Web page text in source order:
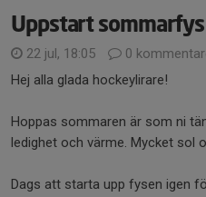
Uppstart sommarfys
22 jul, 18:05
0
Hej alla glada hockeylirare!
Hoppas sommaren är som ni
ledighet och värme. Mycket sol
Dags att starta upp fysen igen